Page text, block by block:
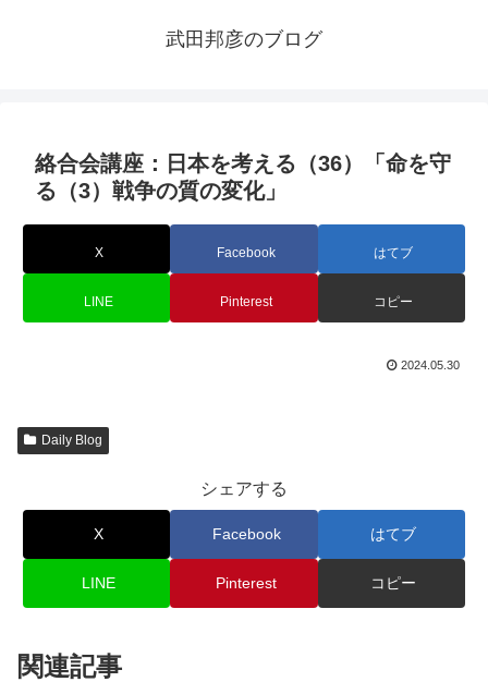
武田邦彦のブログ
絡合会講座：日本を考える（36）「命を守
る（3）戦争の質の変化」
X Facebook はてブ
LINE Pinterest コピー
2024.05.30
Daily Blog
シェアする
X Facebook はてブ
LINE Pinterest コピー
関連記事